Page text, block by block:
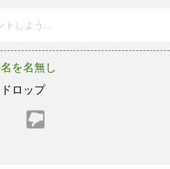
トしよう...
を名無し
ロップ